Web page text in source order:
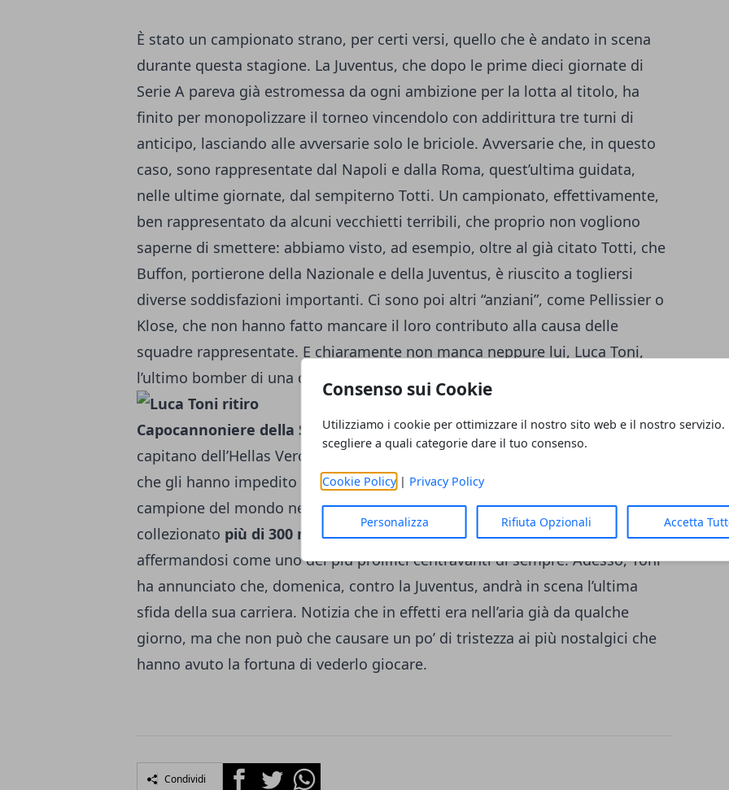
Consenso sui Cookie
Utilizziamo i cookie per ottimizzare il nostro sito web e il nostro servizio.
scegliere a quali categorie dare il tuo consenso.
Cookie Policy| Privacy Policy
Personalizza Rifiuta Opzionali Accetta
È stato un campionato strano, per certi versi, quello che è andato in scena
durante questa stagione. La Juventus, che dopo le prime dieci giornate di
Serie A pareva già estromessa da ogni ambizione per la lotta al titolo, ha
finito per monopolizzare il torneo vincendolo con addirittura tre turni di
anticipo, lasciando alle avversarie solo le briciole. Avversarie che, in questo
caso, sono rappresentate dal Napoli e dalla Roma, quest’ultima guidata,
nelle ultime giornate, dal sempiterno Totti. Un campionato, effettivamente,
ben rappresentato da alcuni vecchietti terribili, che proprio non vogliono
saperne di smettere: abbiamo visto, ad esempio, oltre al già citato Totti, che
Buffon, portierone della Nazionale e della Juventus, è riuscito a togliersi
diverse soddisfazioni importanti. Ci sono poi altri “anziani”, come Pellissier o
Klose, che non hanno fatto mancare il loro contributo alla causa delle
squadre rappresentate. E chiaramente non manca neppure lui, Luca Toni,
l’ultimo bomber di una dinastia purtroppo destinata all’estinzione.
Capocannoniere della Serie A durante la scorsa stagione, l’annata di Toni,
capitano dell’Hellas Verona, è stata sfortunata e costellata di vari infortuni,
che gli hanno impedito di esprimersi al massimo delle sue forze. Laureatosi
campione del mondo nel 2006, il bomber emiliano, classe ’77, ha
collezionato più di 300 marcature nella sua longeva carriera,
affermandosi come uno dei più prolifici centravanti di sempre. Adesso, Toni
ha annunciato che, domenica, contro la Juventus, andrà in scena l’ultima
sfida della sua carriera. Notizia che in effetti era nell’aria già da qualche
giorno, ma che non può che causare un po’ di tristezza ai più nostalgici che
hanno avuto la fortuna di vederlo giocare.
Condividi FacebookTwitterWhatsapp